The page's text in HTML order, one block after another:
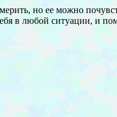
но ее можно
в любой ситуации, и